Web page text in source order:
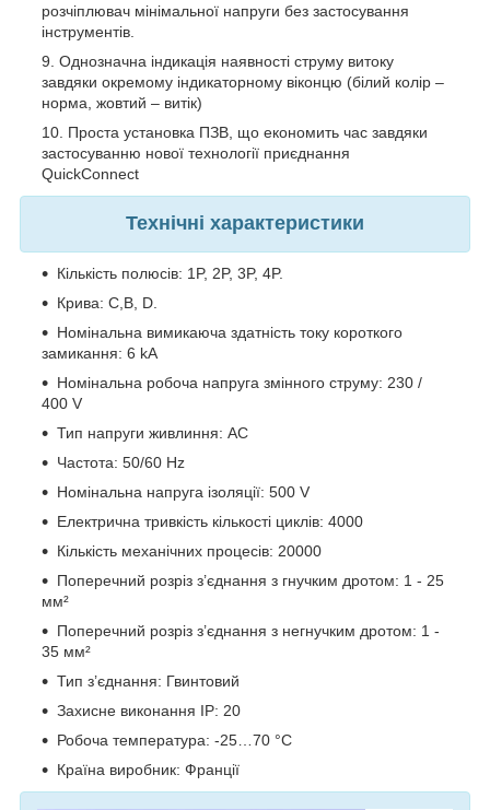
розчіплювач мінімальної напруги без застосування
інструментів.
Однозначна індикація наявності струму витоку
завдяки окремому індикаторному віконцю (білий колір –
норма, жовтий – витік)
Проста установка ПЗВ, що економить час завдяки
застосуванню нової технології приєднання
QuickConnect
Технічні характеристики
Кількість полюсів: 1P, 2P, 3P, 4P.
Крива: C,В, D.
Номінальна вимикаюча здатність току короткого
замикання: 6 kA
Номінальна робоча напруга змінного струму: 230 /
400 V
Тип напруги живлиння: AC
Частота: 50/60 Hz
Номінальна напруга ізоляції: 500 V
Електрична тривкість кількості циклів: 4000
Кількість механічних процесів: 20000
Поперечний розріз з’єднання з гнучким дротом: 1 - 25
мм²
Поперечний розріз з’єднання з негнучким дротом: 1 -
35 мм²
Тип з’єднання: Гвинтовий
Захисне виконання ІР: 20
Робоча температура: -25…70 °C
Країна виробник: Франції